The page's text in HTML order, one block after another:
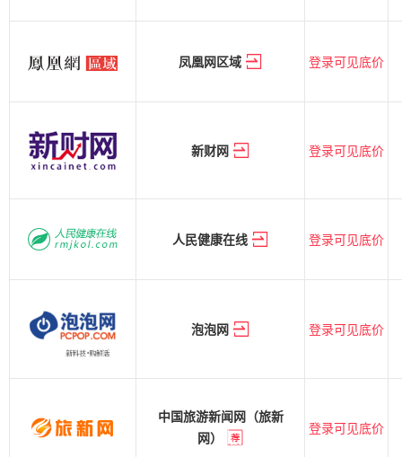
凤凰网区域 登录可见底价
新财网 登录可见底价
人民健康在线 登录可见底价
泡泡网 登录可见底价
中国旅游新闻网（旅新
网）
登录可见底价